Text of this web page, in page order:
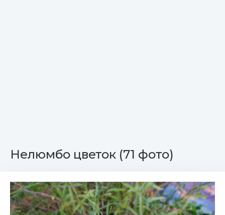
Нелюмбо цветок (71 фото)